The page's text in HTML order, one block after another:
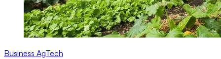
Business AgTech